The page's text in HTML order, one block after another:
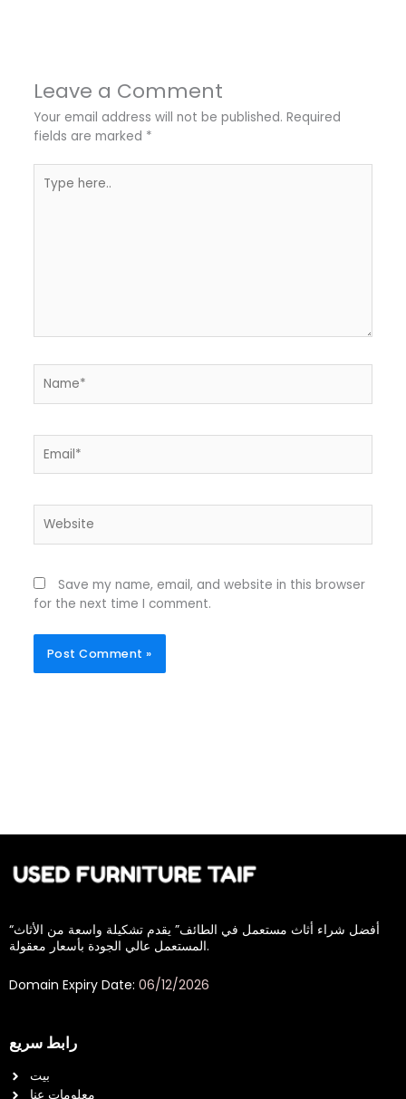
Leave a Comment
Your email address will not be published. Required
fields are marked *
here..
Save my name, email, and website in this browser
for the next time I comment.
“أفضل شراء أثاث مستعمل في الطائف” يقدم تشكيلة واسعة من الأثاث
المستعمل عالي الجودة بأسعار معقولة.
Domain Expiry Date: 06/12/2026
رابط سريع
بيت
معلومات عنا